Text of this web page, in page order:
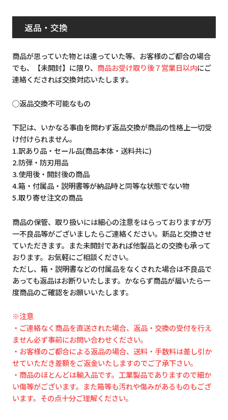
返品・交換
商品が思っていた物とは違っていた等、お客様のご都合の場合
でも、【未開封】に限り、 商品お受け取り後７営業日以内にご
連絡くだされば交換対応いたします。
◯返品交換不可能なもの
下記は、いかなる事由を問わず返品交換が商品の性格上一切受
け付けられません。
1.訳あり品・セール品(商品本体・送料共に)
2.防弾・防刃用品
3.使用後・開封後の商品
4.箱・付属品・説明書等が納品時と同等な状態でない物
5.取り寄せ注文の商品
商品の保管、取り扱いには細心の注意をはらっておりますが万
一不良品等がございましたらご連絡ください。新品と交換させ
ていただきます。また未開封であれば他製品との交換も承って
おります。お気軽にご相談ください。
ただし、箱・説明書などの付属品をなくされた場合は不良品で
あっても返品はお断りいたします。かならず商品が届いたら一
度商品のご確認をお願いいたします。
※注意
・ご連絡なく商品を直送された場合、返品・交換の受付を行え
ません必ず事前にお問い合わせください。
・お客様のご都合による返品の場合、送料・手数料は差し引か
せていただき差額をご返金いたしますのでご了承下さい。
・商品のほとんどは輸入品です。工業製品でありますので細か
い傷等がございます。また箱等も汚れや傷みがあるものもござ
います。その点十分ご理解ください。